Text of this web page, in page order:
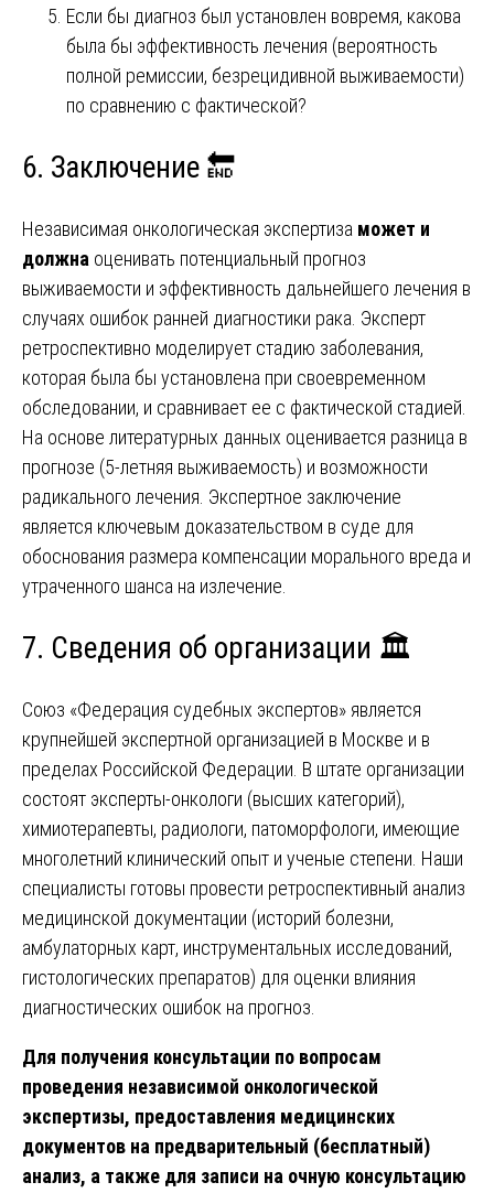
Если бы диагноз был установлен вовремя, какова
была бы эффективность лечения (вероятность
полной ремиссии, безрецидивной выживаемости)
по сравнению с фактической?
6. Заключение 🔚
Независимая онкологическая экспертиза может и
должна оценивать потенциальный прогноз
выживаемости и эффективность дальнейшего лечения в
случаях ошибок ранней диагностики рака. Эксперт
ретроспективно моделирует стадию заболевания,
которая была бы установлена при своевременном
обследовании, и сравнивает ее с фактической стадией.
На основе литературных данных оценивается разница в
прогнозе (5-летняя выживаемость) и возможности
радикального лечения. Экспертное заключение
является ключевым доказательством в суде для
обоснования размера компенсации морального вреда и
утраченного шанса на излечение.
7. Сведения об организации 🏛️
Союз «Федерация судебных экспертов» является
крупнейшей экспертной организацией в Москве и в
пределах Российской Федерации. В штате организации
состоят эксперты-онкологи (высших категорий),
химиотерапевты, радиологи, патоморфологи, имеющие
многолетний клинический опыт и ученые степени. Наши
специалисты готовы провести ретроспективный анализ
медицинской документации (историй болезни,
амбулаторных карт, инструментальных исследований,
гистологических препаратов) для оценки влияния
диагностических ошибок на прогноз.
Для получения консультации по вопросам
проведения независимой онкологической
экспертизы, предоставления медицинских
документов на предварительный (бесплатный)
анализ, а также для записи на очную консультацию